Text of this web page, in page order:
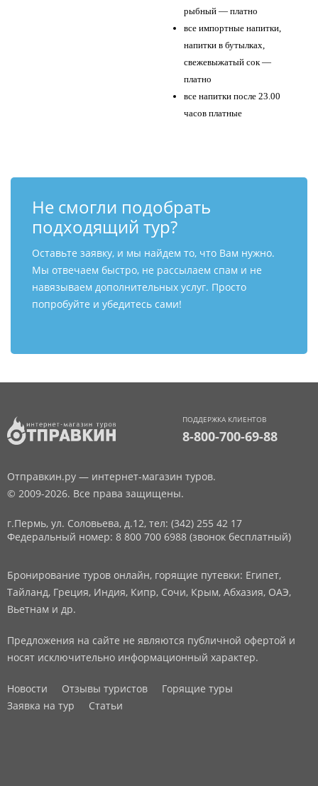
рыбный — платно
все импортные напитки,
напитки в бутылках,
свежевыжатый сок —
платно
все напитки после 23.00
часов платные
Не смогли подобрать
подходящий тур?
Оставьте заявку, и мы найдем то, что Вам нужно.
Мы отвечаем быстро, не рассылаем спам и не
навязываем дополнительных услуг. Просто
попробуйте и убедитесь сами!
ПОДДЕРЖКА КЛИЕНТОВ
8-800-700-69-88
Отправкин.ру — интернет-магазин туров.
© 2009-2026. Все права защищены.
г.Пермь, ул. Соловьева, д.12, тел: (342) 255 42 17
Федеральный номер: 8 800 700 6988 (звонок бесплатный)
Бронирование туров онлайн, горящие путевки: Египет,
Тайланд, Греция, Индия, Кипр, Сочи, Крым, Абхазия, ОАЭ,
Вьетнам и др.
Предложения на сайте не являются публичной офертой и
носят исключительно информационный характер.
Новости Отзывы туристов
Горящие туры
Заявка на тур
Статьи